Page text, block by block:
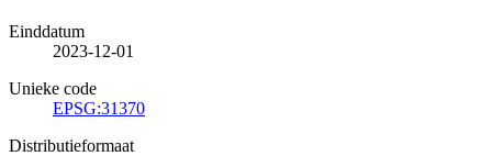
Einddatum
2023-12-01
Unieke code
EPSG:31370
Distributieformaat